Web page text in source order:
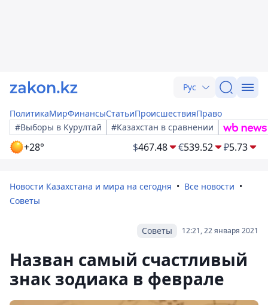
Рус
ПолитикаМирФинансыСтатьиПроисшествияПраво
#Выборы в Курултай
#Казахстан в сравнении
+28° $467.48 €539.52 ₽5.73
Новости Казахстана и мира на сегодня
Все новости
Советы
12:21, 22 января 2021
Советы
Назван самый счастливый
знак зодиака в феврале